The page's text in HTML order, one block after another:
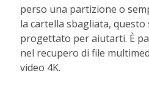
perso una partizione o
la cartella sbagliata,
progettato per aiutarti. È
nel recupero di file
video 4K.